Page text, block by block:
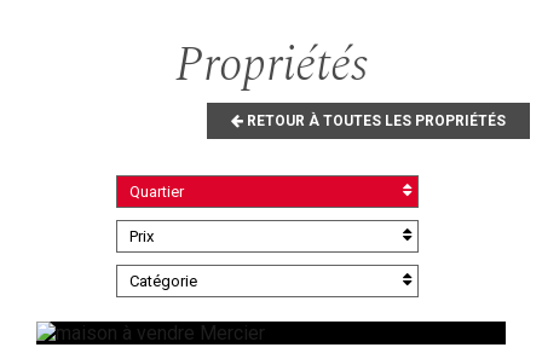
Propriétés
RETOUR À TOUTES LES PROPRIÉTÉS
Quartier
Prix
Catégorie